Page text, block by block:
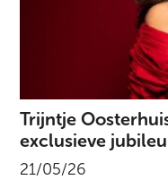
Trijntje
exclusieve
21/05/26